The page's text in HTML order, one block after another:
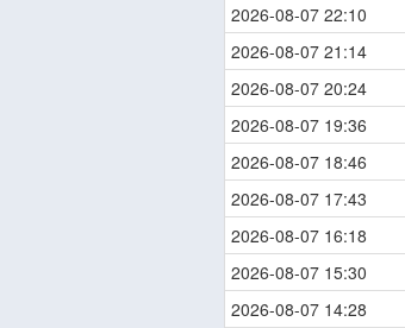
2026-08-07 22:10
2026-08-07 21:14
2026-08-07 20:24
2026-08-07 19:36
2026-08-07 18:46
2026-08-07 17:43
2026-08-07 16:18
2026-08-07 15:30
2026-08-07 14:28